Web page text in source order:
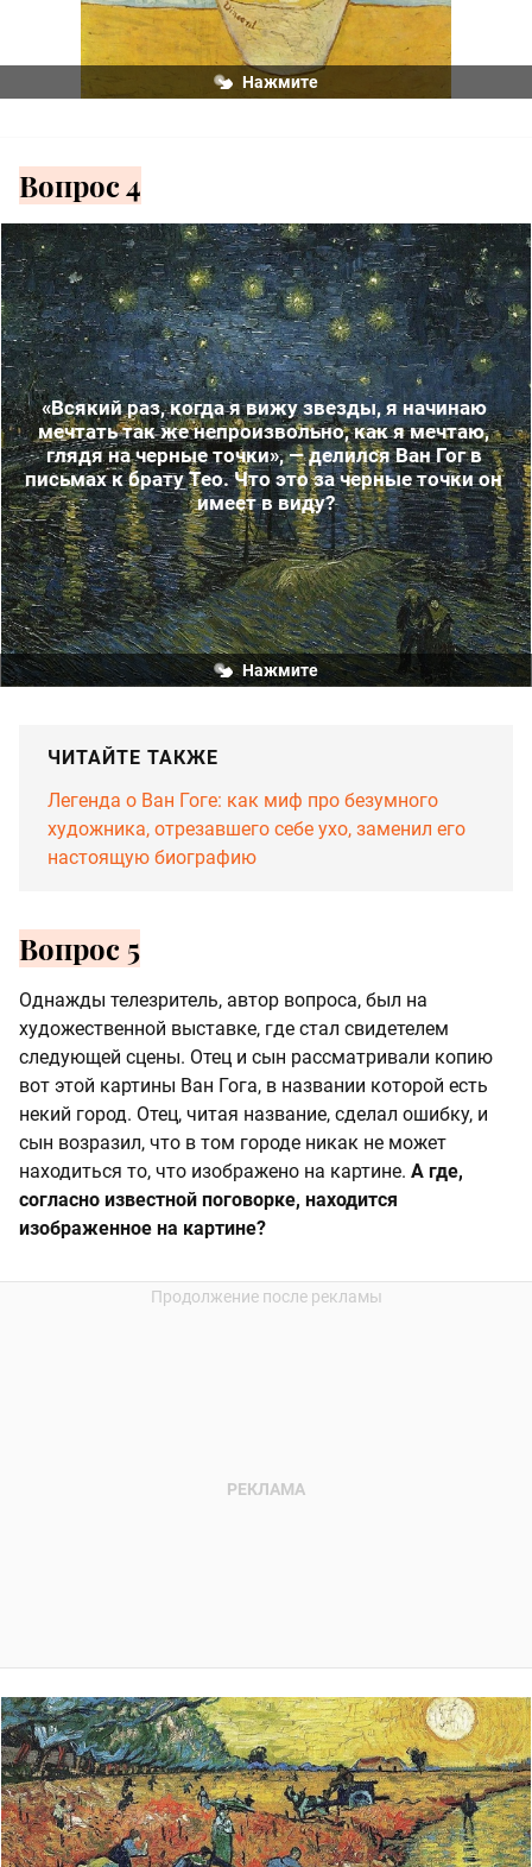
Нажмите
Вопрос 4
«Всякий раз, когда я вижу звезды, я начинаю
мечтать так же непроизвольно, как я мечтаю,
глядя на черные точки», — делился Ван Гог в
письмах к брату Тео. Что это за черные точки он
имеет в виду?
Нажмите
Ван Гог страстно мечтал ездить. «Черные точки,
которыми на географической карте обозначены
города и деревни, — пишет Ван Гог. — Почему,
спрашиваю я себя, светлые точки на небосклоне
должны быть менее доступны для нас, чем
черные точки на карте Франции?»
ЧИТАЙТЕ ТАКЖЕ
Легенда о Ван Гоге: как миф про безумного
художника, отрезавшего себе ухо, заменил его
настоящую биографию
Вопрос 5
Однажды телезритель, автор вопроса, был на
художественной выставке, где стал свидетелем
следующей сцены. Отец и сын рассматривали копию
вот этой картины Ван Гога, в названии которой есть
некий город. Отец, читая название, сделал ошибку, и
сын возразил, что в том городе никак не может
находиться то, что изображено на картине. А где,
согласно известной поговорке, находится
изображенное на картине?